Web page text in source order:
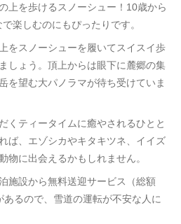
上を歩けるスノーシュー！10歳から
楽しむのにもぴったりです。
をスノーシューを履いてスイスイ歩
しょう。頂上からは眼下に麓郷の集
を望む大パノラマが待ち受けていま
くティータイムに癒やされるひとと
ば、エゾシカやキタキツネ、イイズ
物に出会えるかもしれません。
施設から無料送迎サービス（総額
るので、雪道の運転が不安な人に